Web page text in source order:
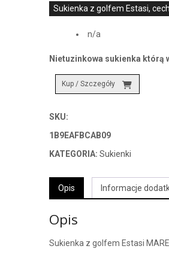
Sukienka z golfem Estasi,
n/a
Nietuzinkowa sukienka którą
Kup / Szczegóły
SKU:
1B9EAFBCAB09
KATEGORIA: Sukienki
Opis Informacje
Opis
Sukienka z golfem Estasi